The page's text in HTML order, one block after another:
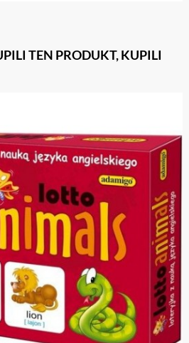
TEN PRODUKT, KUPILI